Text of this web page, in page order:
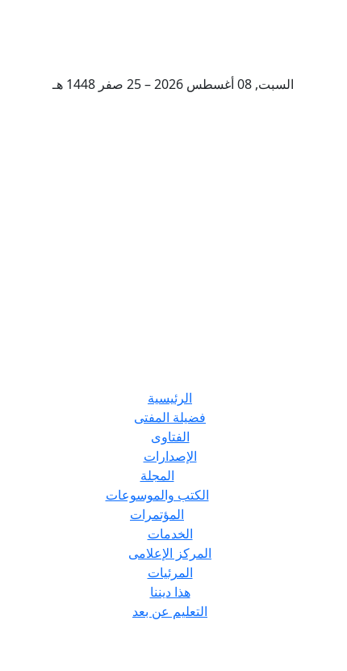
السبت, 08 أغسطس 2026 – 25 صفر 1448 هـ
الرئيسية
فضيلة المفتى
الفتاوى
الإصدارات
المجلة
الكتب والموسوعات
المؤتمرات
الخدمات
المركز الإعلامى
المرئيات
هذا ديننا
التعليم عن بعد